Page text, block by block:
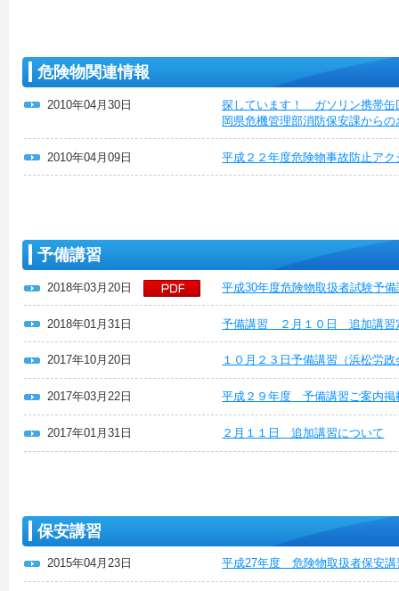
危険物関連情報
2010年04月30日
探しています！ ガソリン携帯缶
岡県危機管理部消防保安課から
2010年04月09日 平成２２年度危険物事故防止ア
予備講習
2018年03月20日 平成30年度危険物取扱者試験予
2018年01月31日 予備講習 ２月１０日 追加講習
2017年10月20日 １０月２３日予備講習（浜松労
2017年03月22日 平成２９年度 予備講習ご案内掲
2017年01月31日 ２月１１日 追加講習について
保安講習
2015年04月23日 平成27年度 危険物取扱者保安